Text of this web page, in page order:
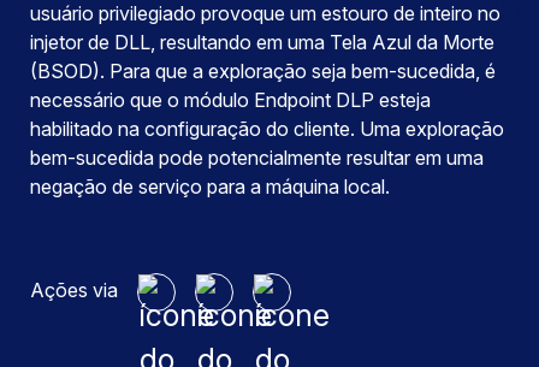
usuário privilegiado provoque um estouro de inteiro no
injetor de DLL, resultando em uma Tela Azul da Morte
(BSOD). Para que a exploração seja bem-sucedida, é
necessário que o módulo Endpoint DLP esteja
habilitado na configuração do cliente. Uma exploração
bem-sucedida pode potencialmente resultar em uma
negação de serviço para a máquina local.
Ações via